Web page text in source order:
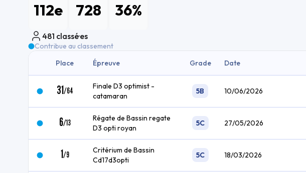
112e 728 36%
481 classé·es
Contribue au classement
Place
Épreuve Grade Date
31/64
Finale D3 optimist -
catamaran
5B 10/06/2026
6/13
Régate de Bassin regate
D3 opti royan
5C 27/05/2026
1/9
Critérium de Bassin
Cd17d3opti
5C 18/03/2026